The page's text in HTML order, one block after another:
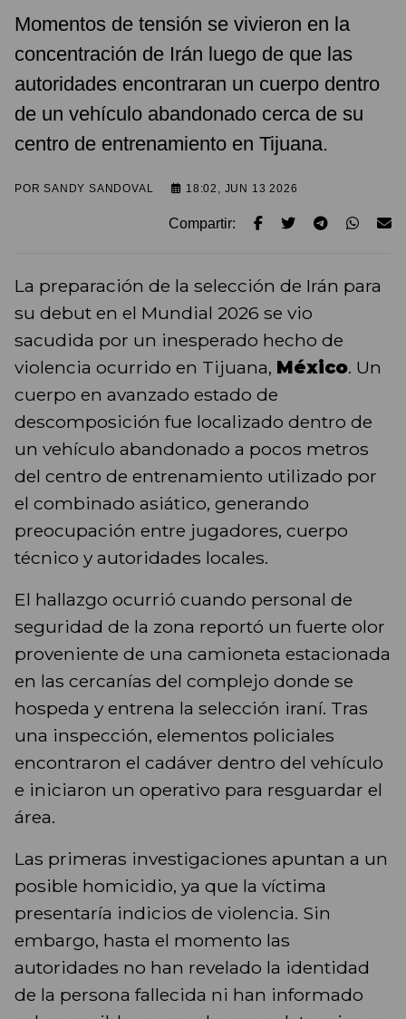
Momentos de tensión se vivieron en la
concentración de Irán luego de que las
autoridades encontraran un cuerpo dentro
de un vehículo abandonado cerca de su
centro de entrenamiento en Tijuana.
PORSANDY SANDOVAL 18:02, JUN 13 2026
Compartir:
La preparación de la selección de Irán para
su debut en el Mundial 2026 se vio
sacudida por un inesperado hecho de
violencia ocurrido en Tijuana, México. Un
cuerpo en avanzado estado de
descomposición fue localizado dentro de
un vehículo abandonado a pocos metros
del centro de entrenamiento utilizado por
el combinado asiático, generando
preocupación entre jugadores, cuerpo
técnico y autoridades locales.
El hallazgo ocurrió cuando personal de
seguridad de la zona reportó un fuerte olor
proveniente de una camioneta estacionada
en las cercanías del complejo donde se
hospeda y entrena la selección iraní. Tras
una inspección, elementos policiales
encontraron el cadáver dentro del vehículo
e iniciaron un operativo para resguardar el
área.
Las primeras investigaciones apuntan a un
posible homicidio, ya que la víctima
presentaría indicios de violencia. Sin
embargo, hasta el momento las
autoridades no han revelado la identidad
de la persona fallecida ni han informado